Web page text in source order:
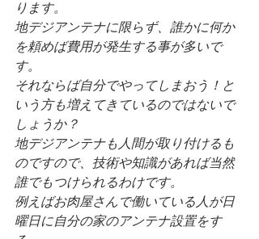
ります。
地デジアンテナに限らず、誰かに何か
を頼めば費用が発生する事が多いで
す。
それならば自分でやってしまおう！と
いう方も増えてきているのではないで
しょうか？
地デジアンテナも人間が取り付けるも
のですので、技術や知識があれば当然
誰でもつけられるわけです。
例えばお肉屋さんで働いている人が日
曜日に自分の家のアンテナ設置をす